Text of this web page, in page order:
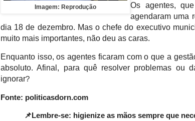
Imagem: Reprodução
Os agentes,
agendaram uma
dia 18 de dezembro. Mas o chefe do executivo
muito mais importantes, não deu as caras.
Enquanto isso, os agentes ficaram com o que a
absoluto. Afinal, para quê resolver problemas ou
ignorar?
Fonte: politicasdorn.com
📌Lembre-se: higienize as mãos sempre que